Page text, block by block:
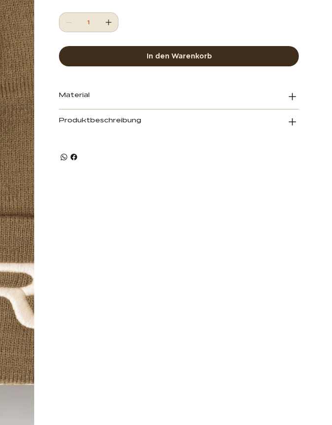
In den Warenkorb
Material
Produktbeschreibung